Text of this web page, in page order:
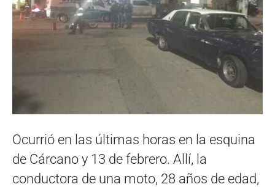
Ocurrió en las últimas horas en la esquina
de Cárcano y 13 de febrero. Allí, la
conductora de una moto, 28 años de edad,